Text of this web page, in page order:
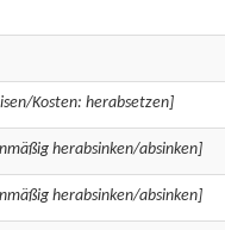
Kosten: herabsetzen]
herabsinken/absinken]
herabsinken/absinken]